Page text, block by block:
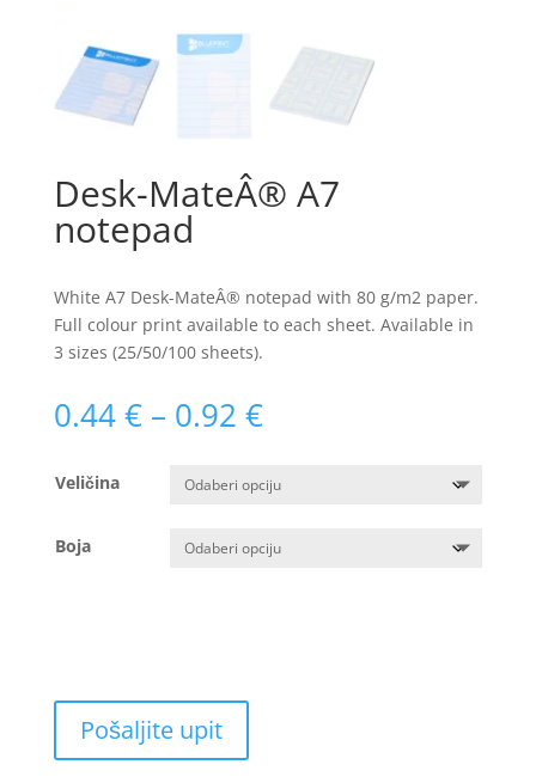
Desk-MateÂ® A7
notepad
White A7 Desk-MateÂ® notepad with 80 g/m2 paper.
Full colour print available to each sheet. Available in
3 sizes (25/50/100 sheets).
0.44€ – 0.92 €Raspon
cijena:
od
0.44 €
0.92 €
Veličina
Boja